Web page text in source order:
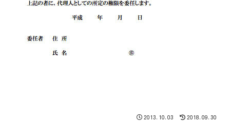
2013.10.03 2018.09.30